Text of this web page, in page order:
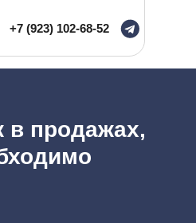
+7 (923) 102-68-52
в продажах,